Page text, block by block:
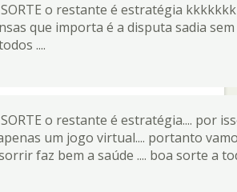
o restante é estratégia
que importa é a disputa sadia
....
o restante é estratégia.... por
um jogo virtual.... portanto
faz bem a saúde .... boa sorte a